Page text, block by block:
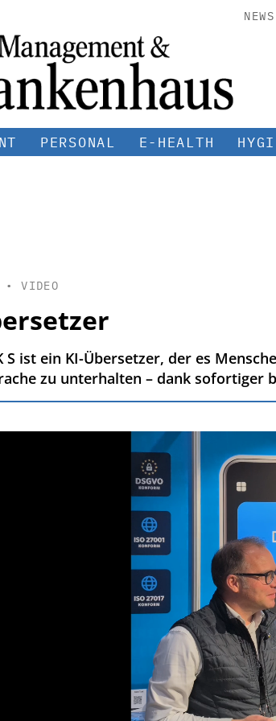
NEWS
PERSONAL E-HEALTH
•VIDEO
S ist ein KI-Übersetzer, der es
zu unterhalten – dank sofortiger